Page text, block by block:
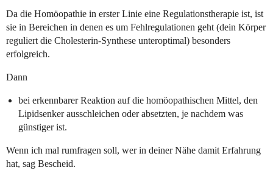
Da die Homöopathie in erster Linie eine Regulationstherapie ist, ist
sie in Bereichen in denen es um Fehlregulationen geht (dein Körper
reguliert die Cholesterin-Synthese unteroptimal) besonders
erfolgreich.
Dann
bei erkennbarer Reaktion auf die homöopathischen Mittel, den
Lipidsenker ausschleichen oder absetzten, je nachdem was
günstiger ist.
Wenn ich mal rumfragen soll, wer in deiner Nähe damit Erfahrung
hat, sag Bescheid.